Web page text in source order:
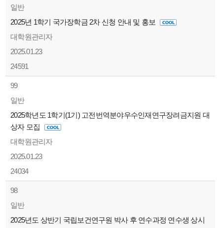
일반
2025년 1학기 국가장학금 2차 신청 안내 및 홍보
대학원관리자
2025.01.23
24591
99
일반
2025학년도 1학기(1기) 고전번역분야우수인재연구장려금지원 대
상자 모집
대학원관리자
2025.01.23
24034
98
일반
2025년도 상반기 국립보건연구원 박사 후 연수과정 연수생 상시